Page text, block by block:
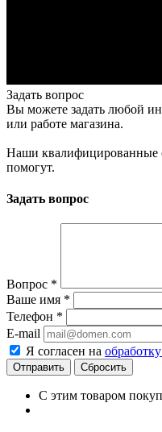
Задать вопрос
Вы можете задать любой
или работе магазина.
Наши квалифицированные
помогут.
Задать вопрос
Вопрос *
Ваше имя *
Телефон *
E-mail
Я согласен на
Сбросить
С этим товаром